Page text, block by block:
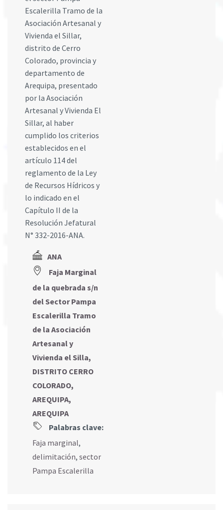
Escalerilla Tramo de la
Asociación Artesanal y
Vivienda el Sillar,
distrito de Cerro
Colorado, provincia y
departamento de
Arequipa, presentado
por la Asociación
Artesanal y Vivienda El
Sillar, al haber
cumplido los criterios
establecidos en el
artículo 114 del
reglamento de la Ley
de Recursos Hídricos y
lo indicado en el
Capítulo II de la
Resolución Jefatural
N° 332-2016-ANA.
ANA
Faja Marginal
de la quebrada s/n
del Sector Pampa
Escalerilla Tramo
de la Asociación
Artesanal y
Vivienda el Silla,
DISTRITO CERRO
COLORADO,
AREQUIPA,
AREQUIPA
Palabras clave:
Faja marginal,
delimitación, sector
Pampa Escalerilla